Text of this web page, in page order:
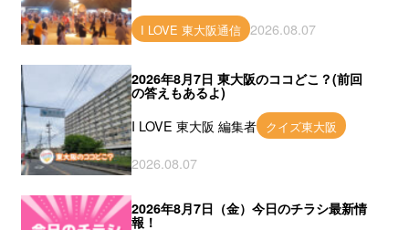
I LOVE 東大阪通信 2026.08.07
2026年8月7日 東大阪のココどこ？(前回
の答えもあるよ)
I LOVE 東大阪 編集者 クイズ東大阪
2026.08.07
2026年8月7日（金）今日のチラシ最新情
報！